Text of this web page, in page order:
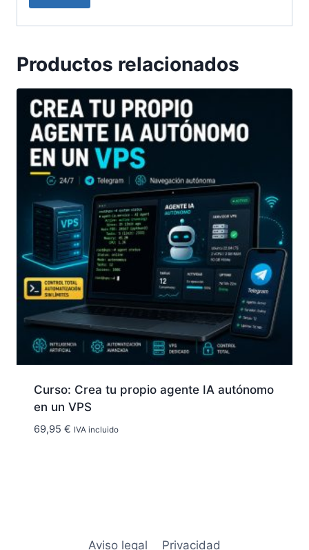
Productos relacionados
Curso: Crea tu propio agente IA autónomo
en un VPS
69,95 € IVA incluido
Aviso legal Privacidad